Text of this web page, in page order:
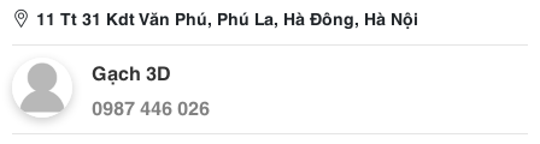
11 Tt 31 Kdt Văn Phú, Phú La, Hà Đông, Hà Nội
Gạch 3D
0987 446 026